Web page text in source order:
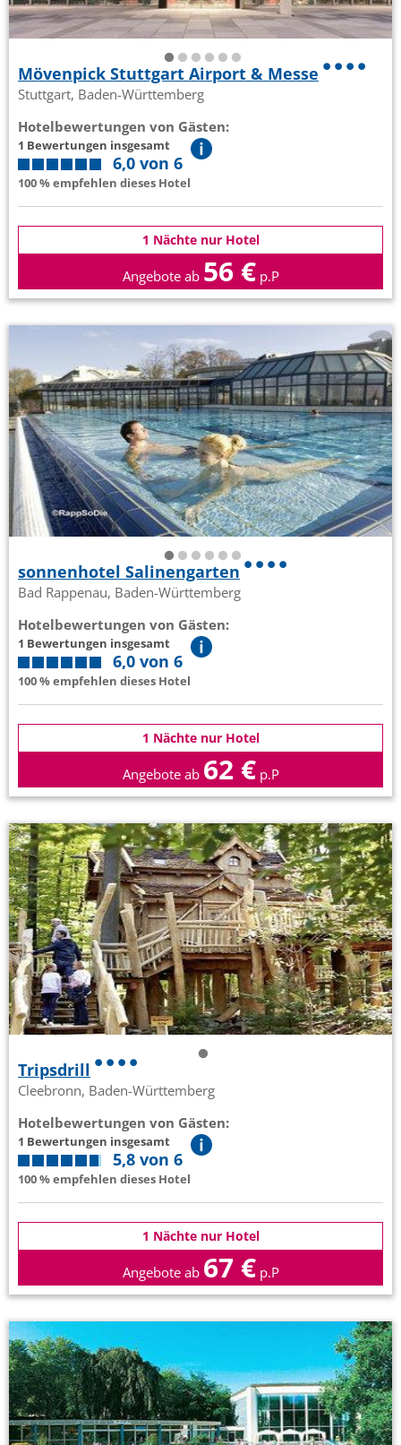
Mövenpick Stuttgart Airport & Messe
Stuttgart, Baden-Württemberg
Hotelbewertungen von Gästen:
1 Bewertungen insgesamt
6,0 von 6
100 % empfehlen dieses Hotel
1 Nächte nur Hotel
Angebote ab 56 € p.P
sonnenhotel Salinengarten
Bad Rappenau, Baden-Württemberg
Hotelbewertungen von Gästen:
1 Bewertungen insgesamt
6,0 von 6
100 % empfehlen dieses Hotel
1 Nächte nur Hotel
Angebote ab 62 € p.P
Tripsdrill
Cleebronn, Baden-Württemberg
Hotelbewertungen von Gästen:
1 Bewertungen insgesamt
5,8 von 6
100 % empfehlen dieses Hotel
1 Nächte nur Hotel
Angebote ab 67 € p.P